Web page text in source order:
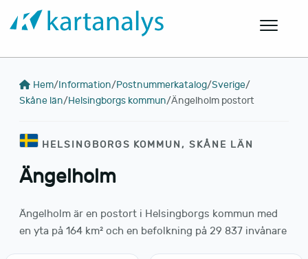
Hem/Information/Postnummerkatalog/Sverige/
Skåne län/Helsingborgs kommun/Ängelholm postort
HELSINGBORGS KOMMUN, SKÅNE LÄN
Ängelholm
Ängelholm är en postort i Helsingborgs kommun med
en yta på 164 km² och en befolkning på 29 837 invånare